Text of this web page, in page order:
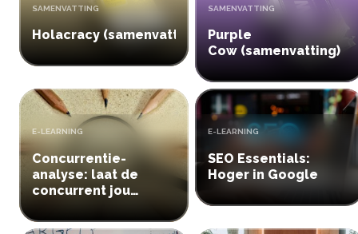
Holacracy (samenvatting)
TYPE:
SAMENVATTING
Purple
Cow (samenvatting)
TYPE:
SAMENVATTING
Concurrentie-
analyse: laat de
concurrent jou
TYPE:
E-LEARNING
SEO Essentials:
Hoger in Google
TYPE:
E-LEARNING